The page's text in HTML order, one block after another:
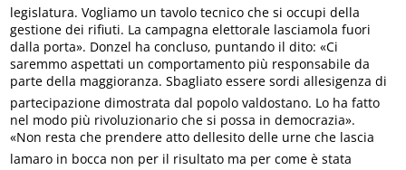
legislatura. Vogliamo un tavolo tecnico che si occupi della
gestione dei rifiuti. La campagna elettorale lasciamola fuori
dalla porta». Donzel ha concluso, puntando il dito: «Ci
saremmo aspettati un comportamento più responsabile da
parte della maggioranza. Sbagliato essere sordi allesigenza di
partecipazione dimostrata dal popolo valdostano. Lo ha fatto
nel modo più rivoluzionario che si possa in democrazia».
«Non resta che prendere atto dellesito delle urne che lascia
lamaro in bocca non per il risultato ma per come è stata